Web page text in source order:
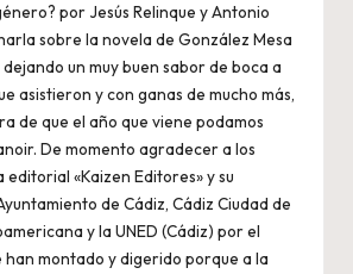
por Jesús Relinque y Antonio
sobre la novela de González Mesa
un muy buen sabor de boca a
asistieron y con ganas de mucho más,
de que el año que viene podamos
De momento agradecer a los
«Kaizen Editores» y su
de Cádiz, Cádiz Ciudad de
y la UNED (Cádiz) por el
montado y digerido porque a la